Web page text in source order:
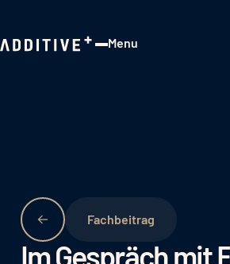
Menu
Fachbeitrag
Im Gespräch mit